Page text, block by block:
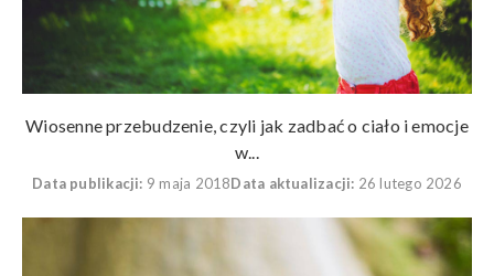
Wiosenne przebudzenie, czyli jak zadbać o ciało i emocje
w...
Data publikacji: 9 maja 2018Data aktualizacji: 26 lutego 2026